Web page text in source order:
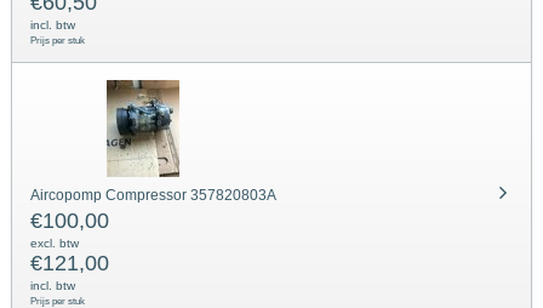
incl. btw
Prijs per stuk
Aircopomp Compressor 357820803A
€100,00
excl. btw
€121,00
incl. btw
Prijs per stuk